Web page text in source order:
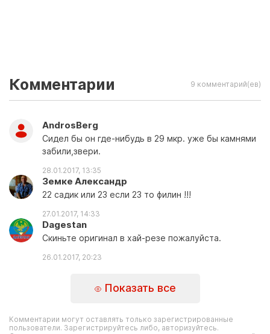
Комментарии 9 комментарий(ев)
AndrosBerg
Сидел бы он где-нибудь в 29 мкр. уже бы камнями
забили,звери.
28.01.2017, 13:35
Земке Александр
22 садик или 23 если 23 то филин !!!
27.01.2017, 14:33
Dagestan
Скиньте оригинал в хай-резе пожалуйста.
26.01.2017, 20:23
Показать все
Комментарии могут оставлять только зарегистрированные
пользователи. Зарегистрируйтесь либо, авторизуйтесь.